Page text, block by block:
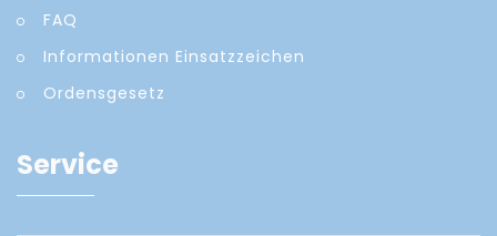
FAQ
Informationen Einsatzzeichen
Ordensgesetz
Service